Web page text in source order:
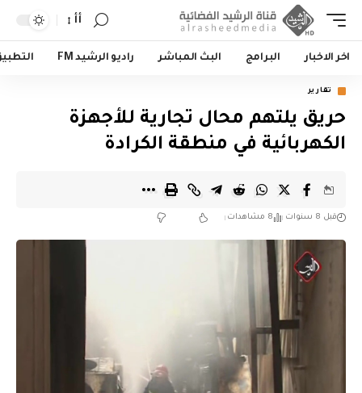
أأ
اخر الاخبار البرامج البث المباشر راديو الرشيد FM
تقارير
حريق يلتهم محال تجارية للأجهزة
الكهربائية في منطقة الكرادة
قبل 8 سنوات 8 مشاهدات